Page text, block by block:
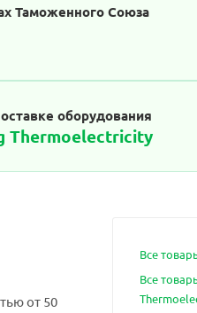
Таможенного Союза
оборудования
Thermoelectricity
от 50
Все
Все